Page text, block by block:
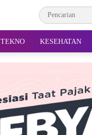
TEKNO KESEHATAN